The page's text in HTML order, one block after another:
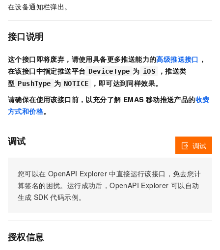
在设备通知栏弹出。
接口说明
这个接口即将废弃，请使用具备更多推送能力的高级推送接口 ，
在该接口中指定推送平台 DeviceType 为 iOS
，推送类
型 PushType 为 NOTICE
，即可达到同样效果。
请确保在使用该接口前，以充分了解 EMAS 移动推送产品的收费
方式和价格。
调试
您可以在 OpenAPI Explorer 中直接运行该接口，免去您计
算签名的困扰。运行成功后，OpenAPI Explorer 可以自动
生成 SDK 代码示例。
调试
授权信息